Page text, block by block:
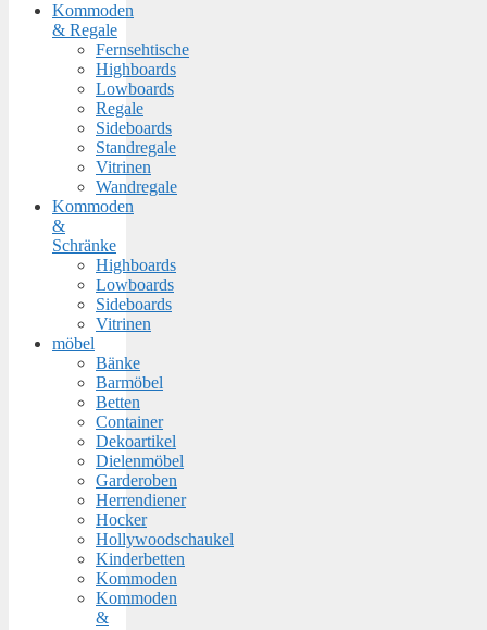
Kommoden
& Regale
Fernsehtische
Highboards
Lowboards
Regale
Sideboards
Standregale
Vitrinen
Wandregale
Kommoden
&
Schränke
Highboards
Lowboards
Sideboards
Vitrinen
möbel
Bänke
Barmöbel
Betten
Container
Dekoartikel
Dielenmöbel
Garderoben
Herrendiener
Hocker
Hollywoodschaukel
Kinderbetten
Kommoden
Kommoden
&